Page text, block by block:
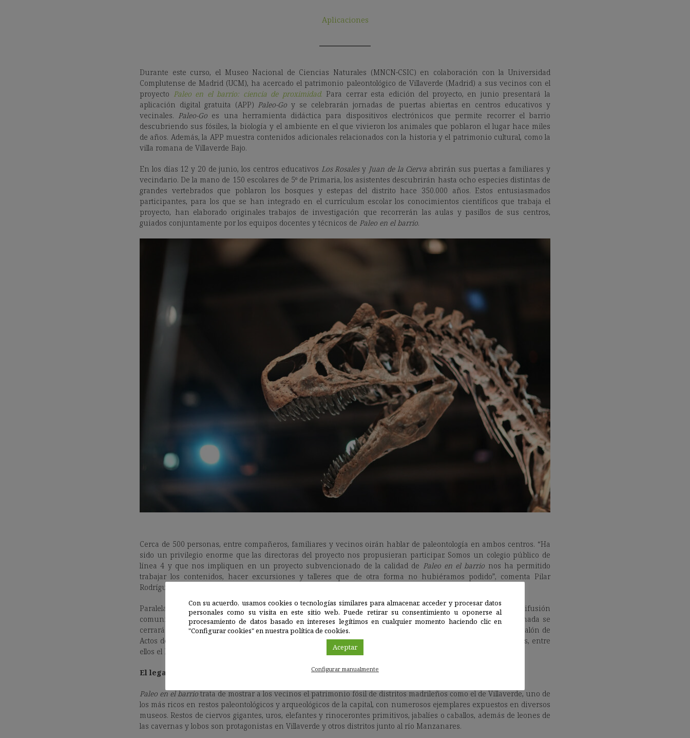
Aplicaciones
Durante este curso, el Museo Nacional de Ciencias Naturales (MNCN-CSIC) en colaboración con la Universidad
Complutense de Madrid (UCM), ha acercado el patrimonio paleontológico de Villaverde (Madrid) a sus vecinos con el
proyecto Paleo en el barrio: ciencia de proximidad. Para cerrar esta edición del proyecto, en junio presentará la
aplicación digital gratuita (APP) Paleo-Goy se celebrarán jornadas de puertas abiertas en centros educativos y
vecinales. Paleo-Go es una herramienta didáctica para dispositivos electrónicos que permite recorrer el barrio
descubriendo sus fósiles, la biología y el ambiente en el que vivieron los animales que poblaron el lugar hace miles
de años. Además, la APP muestra contenidos adicionales relacionados con la historia y el patrimonio cultural, como la
villa romana de Villaverde Bajo.
En los días 12 y 20 de junio, los centros educativos Los Rosalesy Juan de la Cierva abrirán sus puertas a familiares y
vecindario. De la mano de 150 escolares de 5º de Primaria, los asistentes descubrirán hasta ocho especies distintas de
grandes vertebrados que poblaron los bosques y estepas del distrito hace 350.000 años. Estos entusiasmados
participantes, para los que se han integrado en el currículum escolar los conocimientos científicos que trabaja el
proyecto, han elaborado originales trabajos de investigación que recorrerán las aulas y pasillos de sus centros,
guiados conjuntamente por los equipos docentes y técnicos de Paleo en el barrio.
Cerca de 500 personas, entre compañeros, familiares y vecinos oirán hablar de paleontología en ambos centros. “Ha
sido un privilegio enorme que las directoras del proyecto nos propusieran participar. Somos un colegio público de
línea 4 y que nos impliquen en un proyecto subvencionado de la calidad de Paleo en el barrio nos ha permitido
trabajar los contenidos, hacer excursiones y talleres que de otra forma no hubiéramos podido”, comenta Pilar
Rodríguez, tutora de 5ºA del CEIP
Paralelamente, la Asociación VecinalLa Unidad de Villaverde Estequiere sumarse a esta forma de difusión
comunitaria organizando una jornada divulgativa para 50 personas en su sede el día 21 de junio. La jornada se
cerrará con un paseo en el que se utilizará la recién estrenada APP
. Finalmente, el jueves 22, en el Salón de
Actos del MNCN tendrá lugar el cierre institucional del primer año del proyecto con los distintos colaboradores, entre
ellos el Museo de San Isidro y la UCM.
El legado paleontológico de Madrid en sus barrios
Paleo en el barriotrata de mostrar a los vecinos el patrimonio fósil de distritos madrileños como el de Villaverde, uno de
los más ricos en restos paleontológicos y arqueológicos de la capital, con numerosos ejemplares expuestos en diversos
museos. Restos de ciervos gigantes, uros, elefantes y rinocerontes primitivos, jabalíes o caballos, además de leones de
las cavernas y lobos son protagonistas en Villaverde y otros distritos junto al río Manzanares.
Con su acuerdo, usamos cookies o tecnologías similares para almacenar, acceder y procesar datos
personales como su visita en este sitio web. Puede retirar su consentimiento u oponerse al
procesamiento de datos basado en intereses legítimos en cualquier momento haciendo clic en
"Configurar cookies" en nuestra política de cookies.
Aceptar
Configurar manualmente